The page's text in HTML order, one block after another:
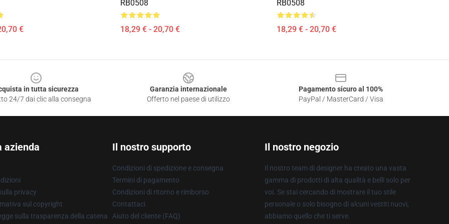
€
RB0508
18,29 € - 20,70 €
RB0508
18,29 € - 20,70 €
in tutta sicurezza
24/7 dai clic alla consegna
Garanzia internazionale
Offerto nel paese di utilizzo
Pagamento sicuro al 100%
PayPal / MasterCard / Visa
azienda
privacy
sul copyright
sulla trasparenza della catena
Il nostro supporto
Condizioni di spedizione e consegna
Termini di pagamento
Condizioni di ritorno e rimborso
Contattaci
Aiuto del cliente (FAQ)
Il nostro negozio
Il nostro team di designer ha creato una vasta
gamma di prodotti di alta qualità e belli solo per
voi. Se stai cercando di mostrare il tuo stile
personale o solo bisogno di alcuni vestiti nuovi,
abbiamo quello che ti serve.